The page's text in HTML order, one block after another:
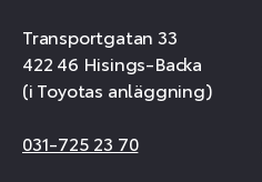
Transportgatan 33
422 46 Hisings-Backa
(i Toyotas anläggning)
031-725 23 70